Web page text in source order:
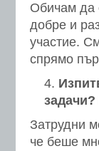
Обичам да
добре и
участие.
спрямо
Затрудни
че беше